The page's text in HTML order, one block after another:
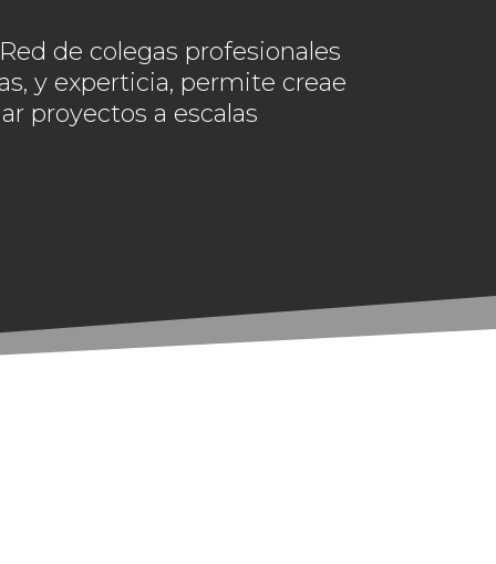
de colegas profesionales
y experticia, permite creae
proyectos a escalas